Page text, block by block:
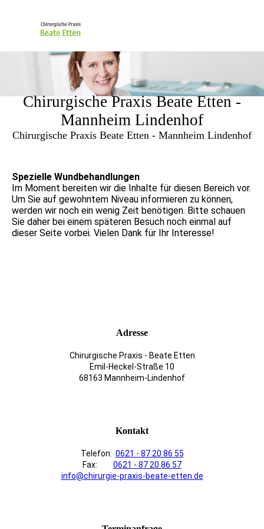
Chirurgische Praxis Beate Etten -
Mannheim Lindenhof
Chirurgische Praxis Beate Etten - Mannheim Lindenhof
Spezielle Wundbehandlungen
Im Moment bereiten wir die Inhalte für diesen Bereich vor.
Um Sie auf gewohntem Niveau informieren zu können,
werden wir noch ein wenig Zeit benötigen. Bitte schauen
Sie daher bei einem späteren Besuch noch einmal auf
dieser Seite vorbei. Vielen Dank für Ihr Interesse!
Adresse
Chirurgische Praxis - Beate Etten
Emil-Heckel-Straße 10
68163 Mannheim-Lindenhof
Kontakt
Telefon: 0621 - 87 20 86 55
Fax: 0621 - 87 20 86 57
info@chirurgie-praxis-beate-etten.de